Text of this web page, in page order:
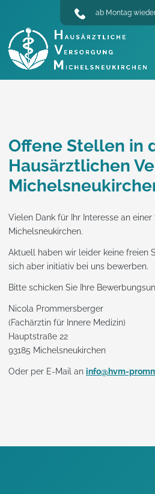
ab Montag
Offene Stellen in
Hausärztlichen
Vielen Dank für Ihr Interesse an
Michelsneukirchen.
Aktuell haben wir leider keine freien
sich aber initiativ bei uns bewerben.
Bitte schicken Sie Ihre
Nicola Prommersberger
(Fachärztin für Innere Medizin)
Hauptstraße 22
93185 Michelsneukirchen
Oder per E-Mail an info@hvm-